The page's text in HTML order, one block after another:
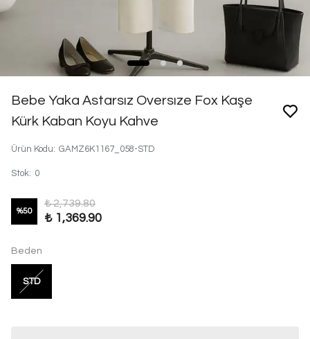
Bebe Yaka Astarsız Oversıze Fox Kaşe
Kürk Kaban Koyu Kahve
Ürün Kodu: GAMZ6K1167_058-STD
Stok: 0
%50
₺ 2,739.80
₺ 1,369.90
Beden
STD